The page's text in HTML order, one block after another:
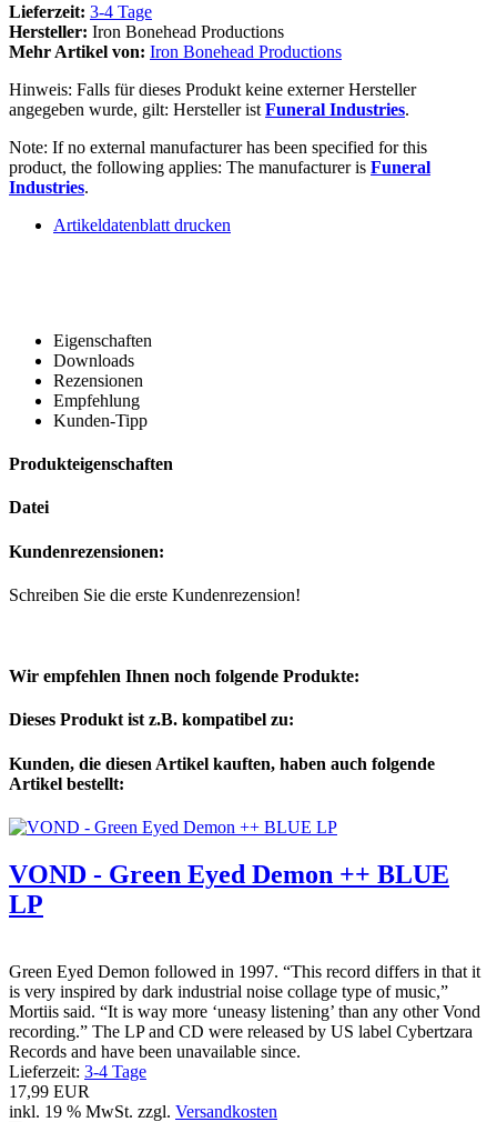
Lieferzeit: 3-4 Tage
Hersteller: Iron Bonehead Productions
Mehr Artikel von: Iron Bonehead Productions
Hinweis: Falls für dieses Produkt keine externer Hersteller
angegeben wurde, gilt: Hersteller ist Funeral Industries.
Note: If no external manufacturer has been specified for this
product, the following applies: The manufacturer is Funeral
Industries.
Artikeldatenblatt drucken
Eigenschaften
Downloads
Rezensionen
Empfehlung
Kunden-Tipp
Produkteigenschaften
Datei
Kundenrezensionen:
Schreiben Sie die erste Kundenrezension!
Wir empfehlen Ihnen noch folgende Produkte:
Dieses Produkt ist z.B. kompatibel zu:
Kunden, die diesen Artikel kauften, haben auch folgende
Artikel bestellt:
VOND - Green Eyed Demon ++ BLUE
LP
Green Eyed Demon followed in 1997. “This record differs in that it
is very inspired by dark industrial noise collage type of music,”
Mortiis said. “It is way more ‘uneasy listening’ than any other Vond
recording.” The LP and CD were released by US label Cybertzara
Records and have been unavailable since.
Lieferzeit: 3-4 Tage
17,99 EUR
inkl. 19 % MwSt. zzgl. Versandkosten